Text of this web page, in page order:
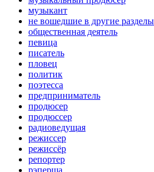
музыкант
не вошедшие в другие разделы
общественная деятель
певица
писатель
пловец
политик
поэтесса
предприниматель
продюсер
продюссер
радиоведущая
режиссер
режиссёр
репортер
рэперша